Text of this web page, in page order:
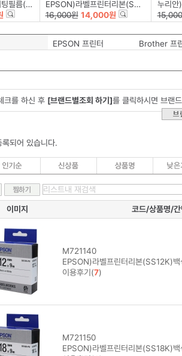
A4/100장
EPSON)라벨프린터리본(SS12K)백색/흑문자
16,000원 14,000원
누리안)
EPSON 프린터 Brother 프
크를 하신 후 [브랜드별조회 하기]를 클릭하시면 브랜
되어 있습니다.
이미지 코드/상품명/간
M721140
EPSON)라벨프린터리본(SS12K)백
이용후기(7)
M721150
EPSON)라벨프린터리본(SS18K)백